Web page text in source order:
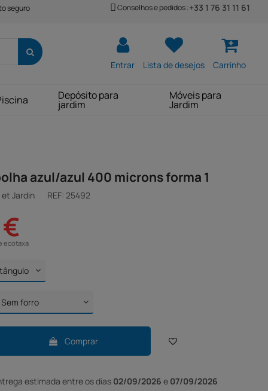
seguro Conselhos e pedidos :+33 1 76 31 11 61
Entrar Lista de desejos Carrinho
Depósito para
jardim
Móveis para
Jardim
azul/azul 400 microns forma 1
Jardin REF: 25492
ecotaxa
Comprar
estimada entre os dias 02/09/2026 e 07/09/2026